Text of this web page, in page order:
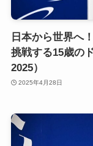
日本から世界へ
挑戦する15歳の
2025）
2025年4月28日